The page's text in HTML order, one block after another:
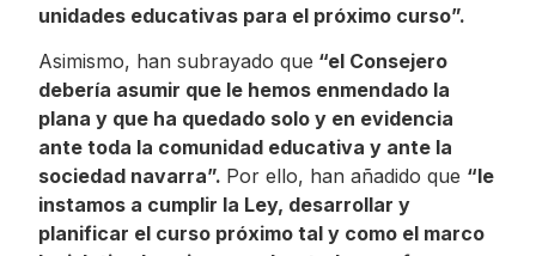
unidades educativas para el próximo curso”.
Asimismo, han subrayado que “el Consejero
debería asumir que le hemos enmendado la
plana y que ha quedado solo y en evidencia
ante toda la comunidad educativa y ante la
sociedad navarra”. Por ello, han añadido que “le
instamos a cumplir la Ley, desarrollar y
planificar el curso próximo tal y como el marco